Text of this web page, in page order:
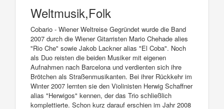
Weltmusik,Folk
Cobario - Wiener Weltreise Gegründet wurde die Band
2007 durch die Wiener Gitarristen Mario Chehade alies
"Rio Che" sowie Jakob Lackner alias "El Coba". Noch
als Duo reisten die beiden Musiker mit eigenen
Aufnahmen nach Barcelona und verdienten sich ihre
Brötchen als Straßenmusikanten. Bei ihrer Rückkehr im
Winter 2007 lernten sie den Violinisten Herwig Schaffner
alias "Herwigos" kennen, der das Trio schließlich
komplettierte. Schon kurz darauf erschien im Jahr 2008